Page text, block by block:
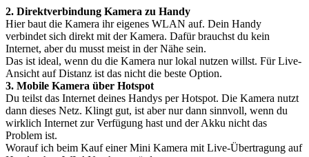
2. Direktverbindung Kamera zu Handy
Hier baut die Kamera ihr eigenes WLAN auf. Dein Handy
verbindet sich direkt mit der Kamera. Dafür brauchst du kein
Internet, aber du musst meist in der Nähe sein.
Das ist ideal, wenn du die Kamera nur lokal nutzen willst. Für Live-
Ansicht auf Distanz ist das nicht die beste Option.
3. Mobile Kamera über Hotspot
Du teilst das Internet deines Handys per Hotspot. Die Kamera nutzt
dann dieses Netz. Klingt gut, ist aber nur dann sinnvoll, wenn du
wirklich Internet zur Verfügung hast und der Akku nicht das
Problem ist.
Worauf ich beim Kauf einer Mini Kamera mit Live-Übertragung auf